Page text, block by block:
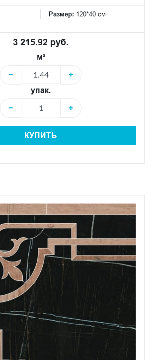
Размер: 120*40 см
3 215.92 руб.
м²
−
+
упак.
−
+
КУПИТЬ